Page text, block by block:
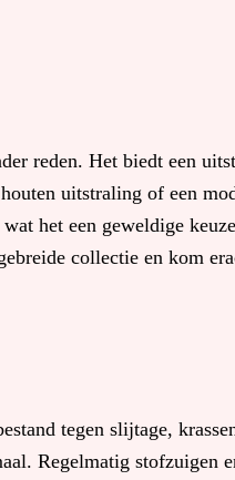
reden. Het biedt een
uitstraling of een
het een geweldige
collectie en kom
tegen slijtage,
Regelmatig